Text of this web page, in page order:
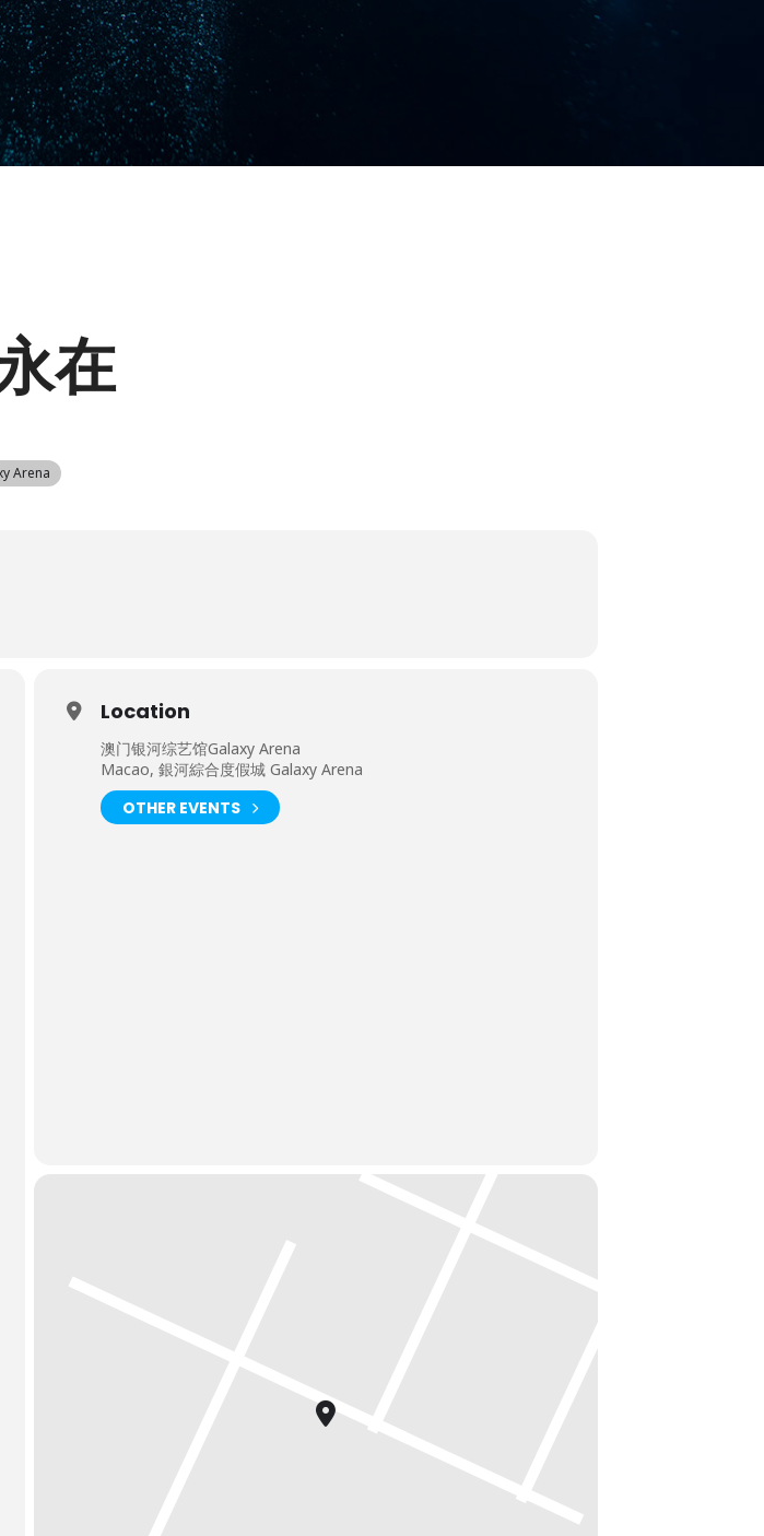
在
Arena
Location
澳门银河综艺馆Galaxy Arena
Macao, 銀河綜合度假城 Galaxy Arena
OTHER EVENTS